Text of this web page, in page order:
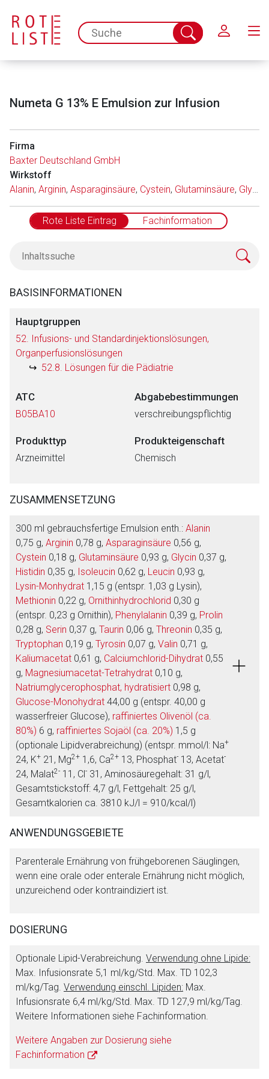
spc.search.input.placeholder
Suche
abschicken
Numeta G 13% E Emulsion zur Infusion
Firma
Baxter Deutschland GmbH
Wirkstoff
Alanin, Arginin, Asparaginsäure, Cystein, Glutaminsäure, Glycin
Rote Liste Eintrag Fachinformation
BASISINFORMATIONEN
Hauptgruppen
52. Infusions- und Standardinjektionslösungen,
Organperfusionslösungen
52.8. Lösungen für die Pädiatrie
ATC
B05BA10
Abgabebestimmungen
verschreibungspflichtig
Produkttyp
Arzneimittel
Produkteigenschaft
Chemisch
ZUSAMMENSETZUNG
300 ml gebrauchsfertige Emulsion enth.: Alanin
0,75 g, Arginin 0,78 g, Asparaginsäure 0,56 g,
Cystein 0,18 g, Glutaminsäure 0,93 g, Glycin 0,37 g,
Histidin 0,35 g, Isoleucin 0,62 g, Leucin 0,93 g,
Lysin-Monhydrat 1,15 g (entspr. 1,03 g Lysin),
Methionin 0,22 g, Ornithinhydrochlorid 0,30 g
(entspr. 0,23 g Ornithin), Phenylalanin 0,39 g, Prolin
0,28 g, Serin 0,37 g, Taurin 0,06 g, Threonin 0,35 g,
Tryptophan 0,19 g, Tyrosin 0,07 g, Valin 0,71 g,
Kaliumacetat 0,61 g, Calciumchlorid-Dihydrat 0,55
g, Magnesiumacetat-Tetrahydrat 0,10 g,
Natriumglycerophosphat, hydratisiert 0,98 g,
Glucose-Monohydrat 44,00 g (entspr. 40,00 g
wasserfreier Glucose), raffiniertes Olivenöl (ca.
80%) 6 g, raffiniertes Sojaöl (ca. 20%) 1,5 g
(optionale Lipidverabreichung) (entspr. mmol/l: Na+
24, K+ 21, Mg2+ 1,6, Ca2+ 13, Phosphat- 13, Acetat-
24, Malat2- 11, Cl- 31, Aminosäuregehalt: 31 g/l,
Gesamtstickstoff: 4,7 g/l, Fettgehalt: 25 g/l,
Gesamtkalorien ca. 3810 kJ/l = 910/kcal/l)
ANWENDUNGSGEBIETE
Parenterale Ernährung von frühgeborenen Säuglingen,
wenn eine orale oder enterale Ernährung nicht möglich,
unzureichend oder kontraindiziert ist.
DOSIERUNG
Optionale Lipid-Verabreichung. Verwendung ohne Lipide:
Max. Infusionsrate 5,1 ml/kg/Std. Max. TD 102,3
ml/kg/Tag. Verwendung einschl. Lipiden: Max.
Infusionsrate 6,4 ml/kg/Std. Max. TD 127,9 ml/kg/Tag.
Weitere Informationen siehe Fachinformation.
Weitere Angaben zur Dosierung siehe
Fachinformation